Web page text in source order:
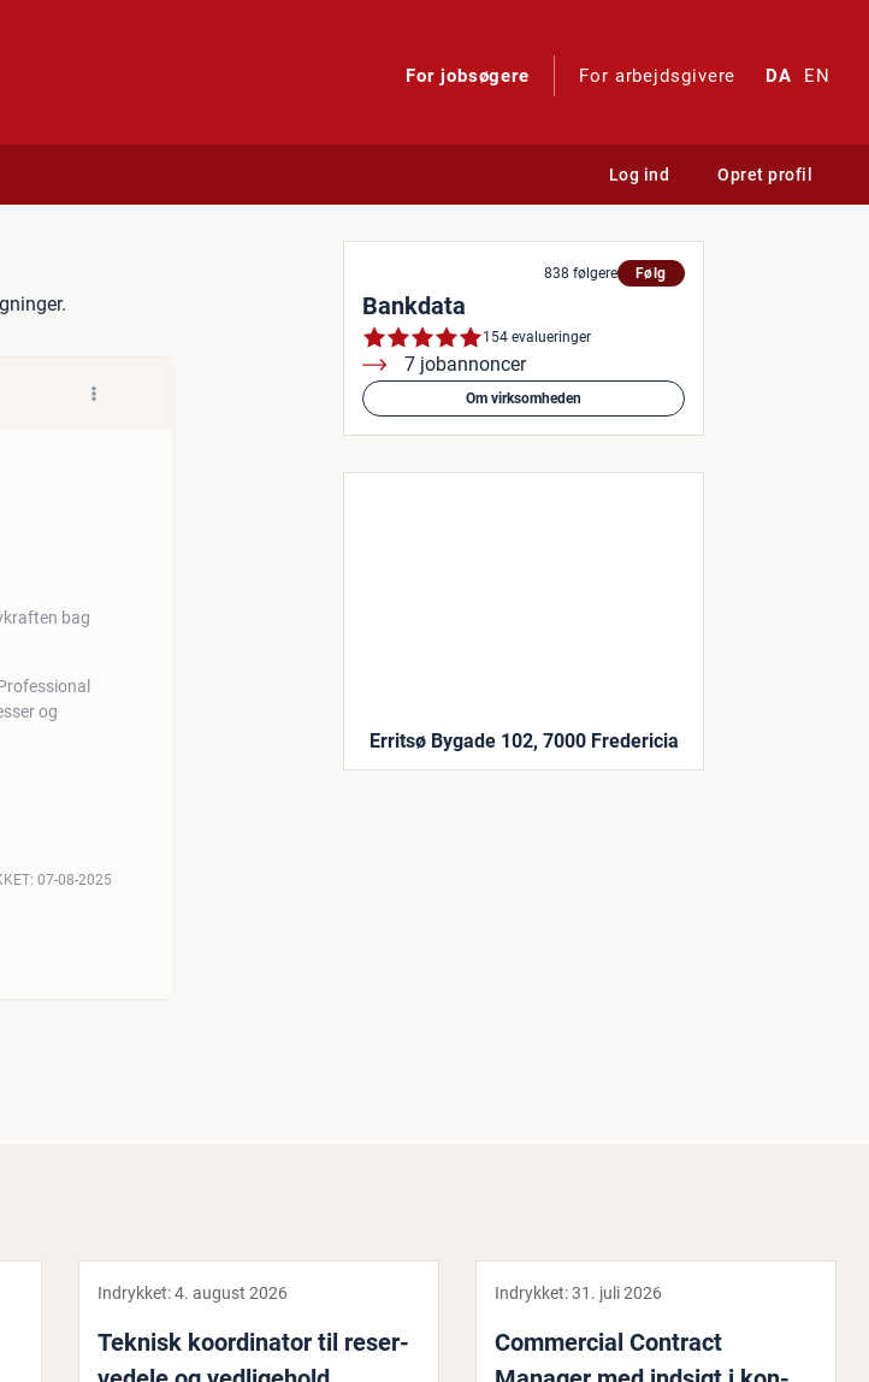
For jobsøgere For arbejdsgivere DA EN
Log ind Opret profil
bag
og
07-08-2025
838 følgere Følg
Bankdata
154 evalueringer
7 jobannoncer
Om virksomheden
Erritsø Bygade 102, 7000 Fredericia
Indrykket:4. august 2026
Teknisk ko­or­di­na­tor til re­ser­
Indrykket:31. juli 2026
Com­merci­al Contract